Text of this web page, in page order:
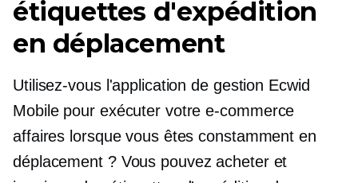
étiquettes d'expédition
en déplacement
Utilisez-vous l'application de gestion Ecwid
Mobile pour exécuter votree-commerce
affaires lorsque vous êtes constamment en
déplacement ? Vous pouvez acheter et